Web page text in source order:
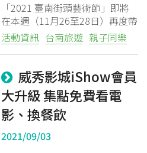
「2021 臺南街頭藝術節」即將
在本週（11月26至28日）再度帶
來驚喜！今年以《OO》為題，
活動以海安路為主場向河樂廣場
匯流，邀請大家進入一座創造想
像的遊戲場。
活動資訊 台南旅遊 親子同樂
威秀影城iShow會員
大升級 集點免費看電
影、換餐飲
2021/09/03